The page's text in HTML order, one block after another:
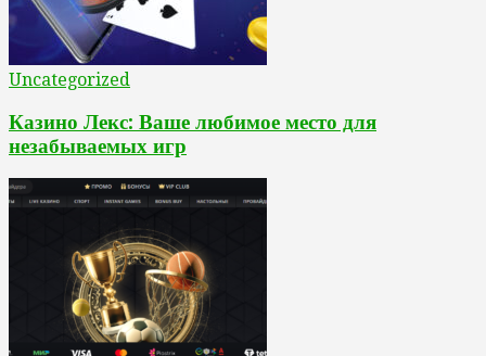
Uncategorized
Казино Лекс: Ваше любимое место для
незабываемых игр